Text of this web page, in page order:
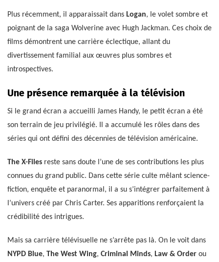
Plus récemment, il apparaissait dans Logan, le volet sombre et
poignant de la saga Wolverine avec Hugh Jackman. Ces choix de
films démontrent une carrière éclectique, allant du
divertissement familial aux œuvres plus sombres et
introspectives.
Une présence remarquée à la télévision
Si le grand écran a accueilli James Handy, le petit écran a été
son terrain de jeu privilégié. Il a accumulé les rôles dans des
séries qui ont défini des décennies de télévision américaine.
The X-Files reste sans doute l’une de ses contributions les plus
connues du grand public. Dans cette série culte mêlant science-
fiction, enquête et paranormal, il a su s’intégrer parfaitement à
l’univers créé par Chris Carter. Ses apparitions renforçaient la
crédibilité des intrigues.
Mais sa carrière télévisuelle ne s’arrête pas là. On le voit dans
NYPD Blue, The West Wing, Criminal Minds, Law & Order ou